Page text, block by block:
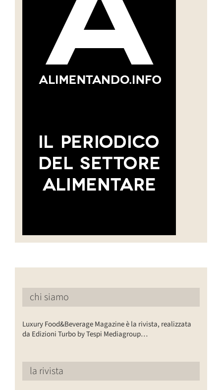
chi siamo
Luxury Food&Beverage Magazine è la rivista, realizzata
da Edizioni Turbo by Tespi Mediagroup…
la rivista